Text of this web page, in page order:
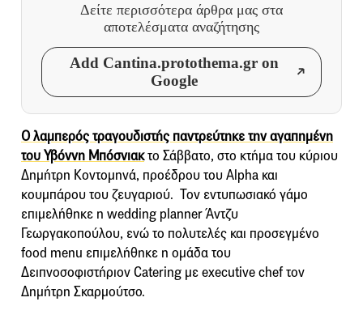
Δείτε περισσότερα άρθρα μας στα
αποτελέσματα αναζήτησης
Add Cantina.protothema.gr on
Google
Ο λαμπερός τραγουδιστής παντρεύτηκε την αγαπημένη
του Υβόννη Μπόσνιακτο Σάββατο, στο κτήμα του κύριου
Δημήτρη Κοντομηνά, προέδρου του Alpha και
κουμπάρου του ζευγαριού. Τον εντυπωσιακό γάμο
επιμελήθηκε η wedding planner Άντζυ
Γεωργακοπούλου, ενώ το πολυτελές και προσεγμένο
food menu επιμελήθηκε η ομάδα του
Δειπνοσοφιστήριον Catering με executive chef τον
Δημήτρη Σκαρμούτσο.